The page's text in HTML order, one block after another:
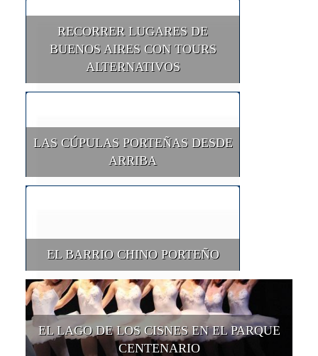
RECORRER LUGARES DE
BUENOS AIRES CON TOURS
ALTERNATIVOS
LAS CÚPULAS PORTEÑAS DESDE
ARRIBA
EL BARRIO CHINO PORTEÑO
EL LAGO DE LOS CISNES EN EL PARQUE
CENTENARIO